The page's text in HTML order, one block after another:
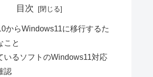
目次
からWindows11に移行するた
こと
いるソフトのWindows11対応
認